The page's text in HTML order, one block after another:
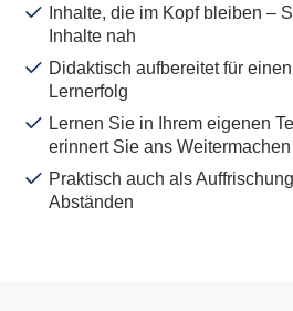
Inhalte, die im Kopf bleiben –
Inhalte nah
Didaktisch aufbereitet für
Lernerfolg
Lernen Sie in Ihrem eigenen
erinnert Sie ans Weitermachen
Praktisch auch als
Abständen